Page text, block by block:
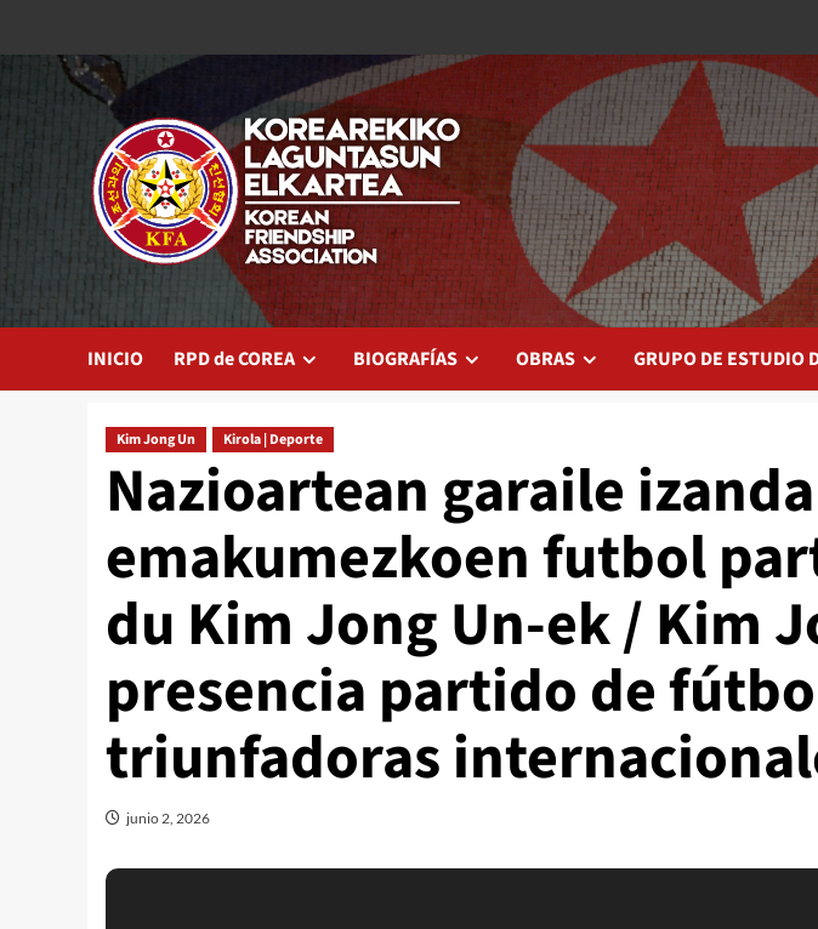
contenido
INICIO RPD de COREA BIOGRAFÍAS OBRAS GRUPO DE ESTUDIO
Kim Jong Un Kirola | Deporte
Nazioartean garaile
emakumezkoen futbol
du Kim Jong Un-ek / Kim
presencia partido de
triunfadoras
junio 2, 2026